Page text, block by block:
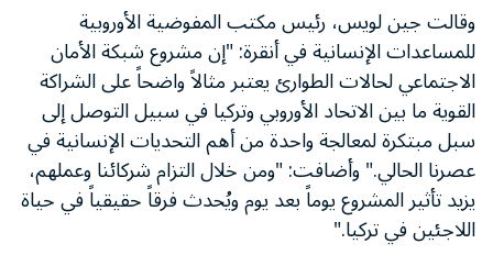
وقالت جين لويس، رئيس مكتب المفوضية الأوروبية
للمساعدات الإنسانية في أنقرة: "إن مشروع شبكة الأمان
الاجتماعي لحالات الطوارئ يعتبر مثالاً واضحاً على الشراكة
القوية ما بين الاتحاد الأوروبي وتركيا في سبيل التوصل إلى
سبل مبتكرة لمعالجة واحدة من أهم التحديات الإنسانية في
عصرنا الحالي." وأضافت: "ومن خلال التزام شركائنا وعملهم،
يزيد تأثير المشروع يوماً بعد يوم ويُحدث فرقاً حقيقياً في حياة
اللاجئين في تركيا."